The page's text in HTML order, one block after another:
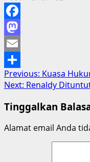
Facebook
Mastodon
Email
Share
Post
navigation
Previous: Kuasa
Next: Renaldy
Tinggalkan
Alamat email Anda